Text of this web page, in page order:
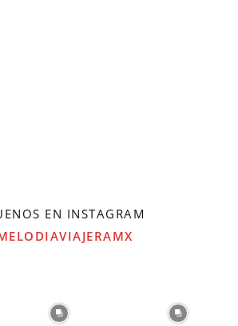
EN INSTAGRAM